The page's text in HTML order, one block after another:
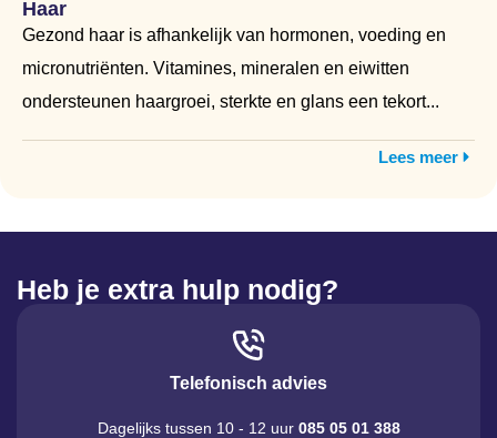
Haar
Gezond haar is afhankelijk van hormonen, voeding en
micronutriënten. Vitamines, mineralen en eiwitten
ondersteunen haargroei, sterkte en glans een tekort...
Lees meer
Heb je extra hulp nodig?
Telefonisch advies
Dagelijks tussen 10 - 12 uur 085 05 01 388